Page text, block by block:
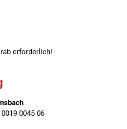
erforderlich!
0045 06